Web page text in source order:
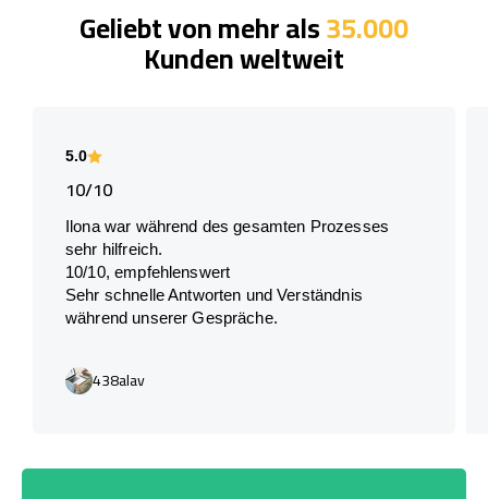
Geliebt von mehr als35.000
Kunden weltweit
5.0
10/10
Ilona war während des gesamten Prozesses
sehr hilfreich.
10/10, empfehlenswert
Sehr schnelle Antworten und Verständnis
während unserer Gespräche.
438alav